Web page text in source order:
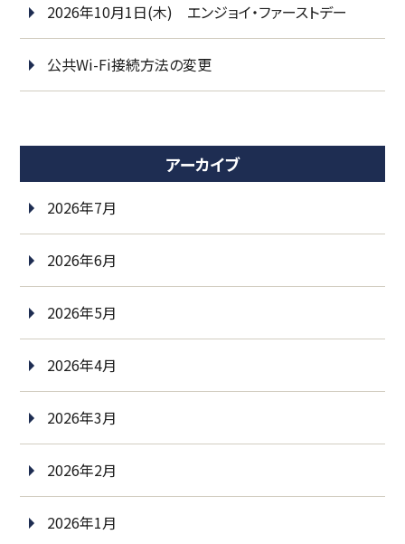
2026年10月1日(木) エンジョイ・ファーストデー
公共Wi-Fi接続方法の変更
アーカイブ
2026年7月
2026年6月
2026年5月
2026年4月
2026年3月
2026年2月
2026年1月